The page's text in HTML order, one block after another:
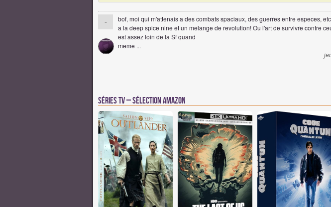
-
bof, moi qui m'attenais a des combats spaciaux, des guerres entre especes,
a la deep spice nine et un melange de revolution! Ou l'art de survivre contre
est assez loin de la Sf quand
meme ...
Séries TV – Sélection Amazon